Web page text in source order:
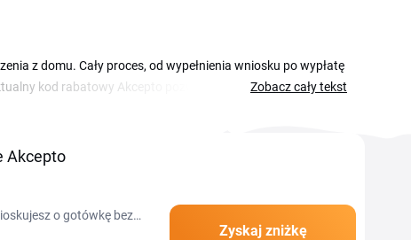
z domu. Cały proces, od wypełnienia wniosku po wypłatę
kod rabatowy Akcepto pozwala Ci skorzystać zZobacz cały tekst
Akcepto
o gotówkę bez
Zyskaj zniżkę